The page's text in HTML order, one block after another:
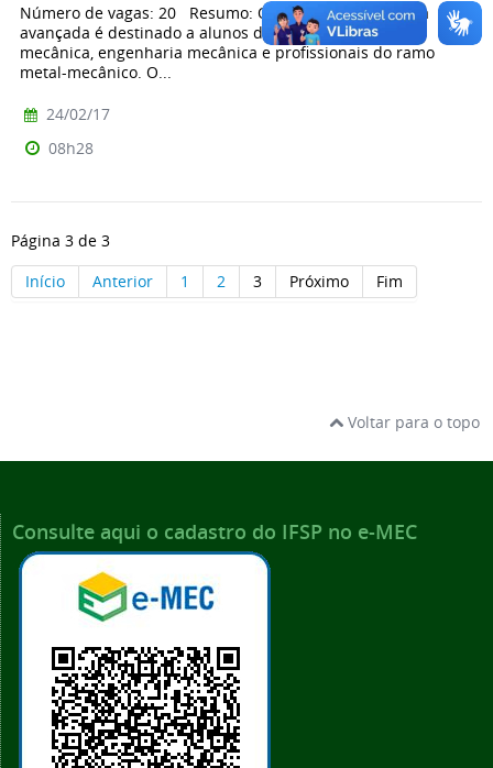
Número de vagas: 20 Resumo: O curso de Pneumática
avançada é destinado a alunos dos cursos técnicos em
mecânica, engenharia mecânica e profissionais do ramo
metal-mecânico. O...
24/02/17
08h28
Página 3 de 3
Início
Anterior 1 2 3 Próximo Fim
Voltar para o topo
Consulte aqui o cadastro do IFSP no e-MEC